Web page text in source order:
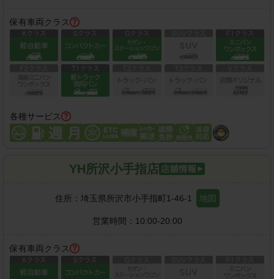
保有車両クラス
各種サービス
YH所沢小手指店
住所： 埼玉県所沢市小手指町1-46-1 地図
営業時間： 10:00-20:00
保有車両クラス